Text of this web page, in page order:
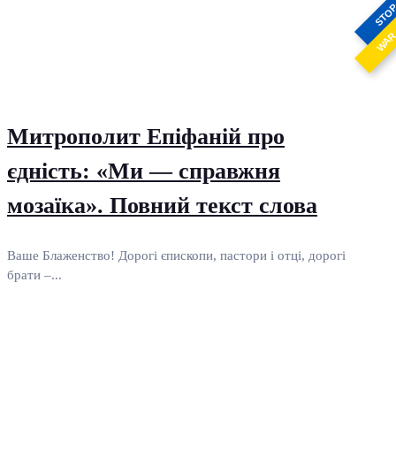
Митрополит Епіфаній про
єдність: «Ми — справжня
мозаїка». Повний текст слова
Ваше Блаженство! Дорогі єпископи, пастори і отці, дорогі
брати –...